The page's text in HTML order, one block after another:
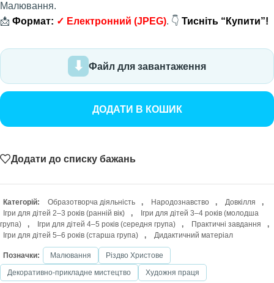
Малювання.
📩 Формат: ✓ Електронний (JPEG). 👇 Тисніть “Купити”!
Файл для завантаження
ДОДАТИ В КОШИК
Додати до списку бажань
Категорій: Образотворча діяльність , Народознавство , Довкілля
,
Ігри для дітей 2–3 років (ранній вік)
,
Ігри для дітей 3–4 років (молодша
група)
, Ігри для дітей 4–5 років (середня група) , Практичні завдання
,
Ігри для дітей 5–6 років (старша група)
, Дидактичний матеріал
Позначки: Малювання
Різдво Христове
Декоративно-прикладне мистецтво
Художня праця